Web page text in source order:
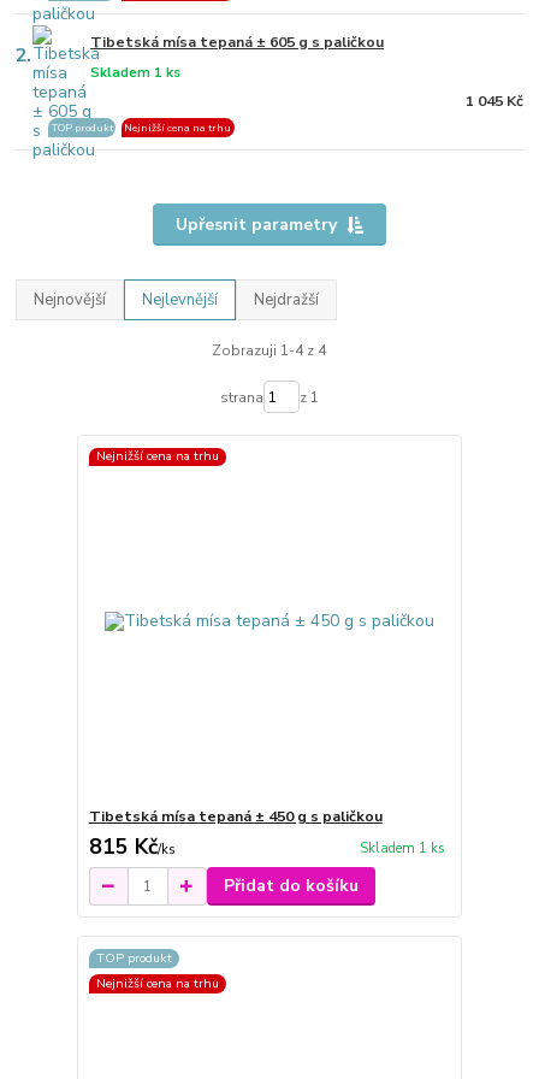
2. Tibetská mísa tepaná ± 605 g s paličkou
Skladem 1 ks
TOP produkt Nejnižší cena na trhu
1 045 Kč
Upřesnit parametry
Nejnovější Nejlevnější Nejdražší
Zobrazuji 1-4 z 4
strana z 1
Nejnižší cena na trhu
Tibetská mísa tepaná ± 450 g s paličkou
815 Kč/ks Skladem 1 ks
Přidat do košíku
TOP produkt
Nejnižší cena na trhu